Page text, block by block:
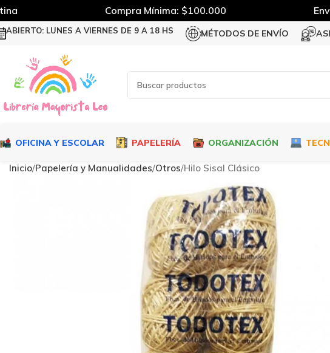
ABIERTO: LUNES A VIERNES DE 9 A 18 HS MÉTODOS DE ENVÍO
OFICINA Y ESCOLAR PAPELERÍA ORGANIZACIÓN
Inicio Papelería y Manualidades Otros Hilo Sisal Clásico
Compra Mínima: $100.000